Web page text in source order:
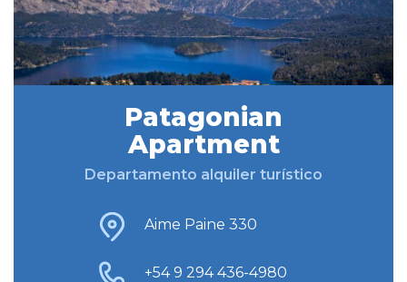
Zona
BUSCAR ALOJAMIENTO
BÚSQUEDA AVANZADA
Patagonian
Apartment
Departamento alquiler turístico
Aime Paine 330
+54 9 294 436-4980